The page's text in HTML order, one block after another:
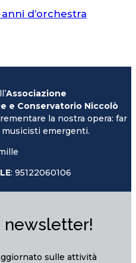
d’orchestra
Associazione
e Conservatorio Niccolò
la nostra opera: far
emergenti.
: 95122060106
newsletter!
sulle attività